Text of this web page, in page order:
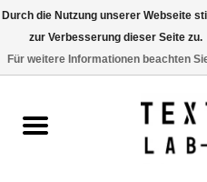
BÜCHER
Durch die Nutzung unserer Webseite
zur Verbesserung dieser Seite zu.
Für weitere Informationen beachten